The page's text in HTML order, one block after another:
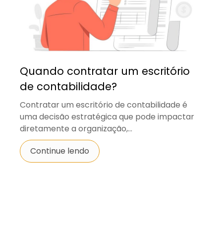
Quando contratar um escritório
de contabilidade?
Contratar um escritório de contabilidade é
uma decisão estratégica que pode impactar
diretamente a organização,...
Continue lendo